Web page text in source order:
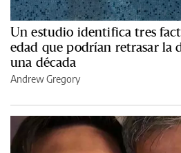
Un estudio identifica tres
edad que podrían retrasar la
una década
Andrew Gregory